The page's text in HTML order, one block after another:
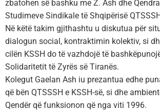
zbatohen së bashku me Z. Ash dhe
Studimeve Sindikale të Shqipërisë
Në këtë takim gjithashtu u diskutua për
dialogun social, kontraktimin kolektiv, si
cilën KSSH do të vazhdojë të
Solidaritetit të Zyrës së Tiranës.
Kolegut Gaelan Ash iu prezantua edhe
që bën QTSSSH e KSSH-së, si dhe
Qendër që funksionon që nga viti 1996.